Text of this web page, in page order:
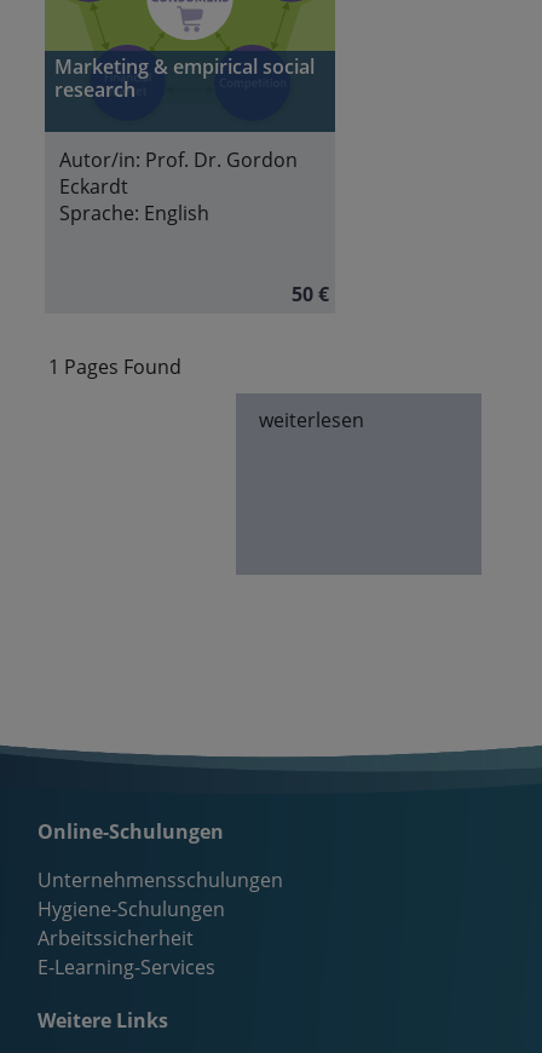
Marketing & empirical social
research
Autor/in: Prof. Dr. Gordon
Eckardt
Sprache: English
50 €
1 Pages Found
weiterlesen
Online-Schulungen
Unternehmensschulungen
Hygiene-Schulungen
Arbeitssicherheit
E-Learning-Services
Weitere Links